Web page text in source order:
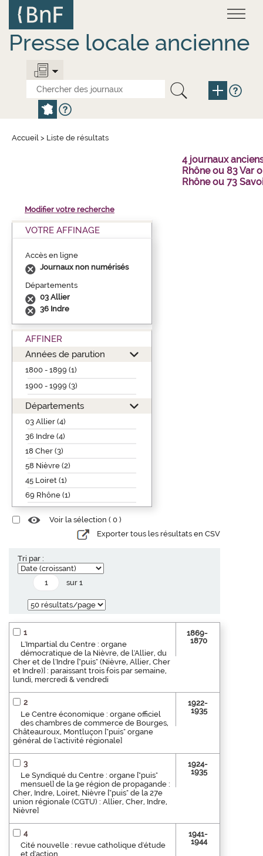
contenu
principal
Presse locale ancienne
Accueil > Liste de résultats
4 journaux
Rhône ou 83 Var
Rhône ou 73
Modifier votre recherche
VOTRE AFFINAGE
Accès en ligne
Journaux non numérisés
Départements
03 Allier
36 Indre
AFFINER
Années de parution
1800 - 1899 (1)
1900 - 1999 (3)
Départements
03 Allier (4)
36 Indre (4)
18 Cher (3)
58 Nièvre (2)
45 Loiret (1)
69 Rhône (1)
Voir la sélection ( 0 )
Exporter tous les résultats en CSV
Tri par :
sur 1
1
L'Impartial du Centre : organe
démocratique de la Nièvre, de l'Allier, du
Cher et de l'Indre ["puis" (Nièvre, Allier, Cher
et Indre)] : paraissant trois fois par semaine,
lundi, mercredi & vendredi
1869-
1870
2
Le Centre économique : organe officiel
des chambres de commerce de Bourges,
Châteauroux, Montluçon ["puis" organe
général de l'activité régionale]
1922-
1935
3
Le Syndiqué du Centre : organe ["puis"
mensuel] de la 9e région de propagande :
Cher, Indre, Loiret, Nièvre ["puis" de la 27e
union régionale (CGTU) : Allier, Cher, Indre,
Nièvre]
1924-
1935
4
Cité nouvelle : revue catholique d'étude
et d'action
1941-
1944
Panneau de gestion des cookies